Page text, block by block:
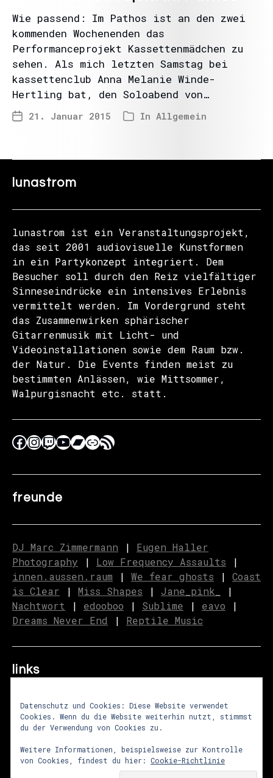
Wie passend: Im Pathos ist an den zwei
kommenden Wochenenden das
Performanceprojekt Kassettenmädchen zu
sehen. Als mich letzten Samstag bei
kassettenclub Anna Melanie Winde-
Hertling bat, den Soloabend von…
21. Januar 2015 In Allgemein
lunastrom
lunastrom ist ein Veranstaltungsprojekt,
das seit 2001 audiovisuelle Kunstformen
in ein Partykonzept integriert. Dem
Besucher soll durch den Reiz vielfältiger
Sinneseindrücke ein intensives Erlebnis
vermittelt werden. Im Vordergrund steht
das Zusammenwirken sphärischer
Gitarrenmusik mit Licht- und
Videoinstallationen sowie dem Raum bzw.
der Natur. Die Events finden meist zu
bestimmten Anlässen, wie Mittsommer,
Walpurgisnacht etc. statt.
freunde
DJ Marc Zimmermann | Eugen Haller
Photography | Low Frequency Assaults |
innen.aussen.raum | We fear ghosts | Coast
is Clear | Miss Shapes | Jane_pink_
|
Nachtwort | edooboo | Sublime | eavo |
Dreams Never End | Reptile Music
links
über uns | presse|newsletter
impressum|datenschutz |
Datenschutz und Cookies: Diese Website verwendet
Cookies. Wenn du die Website weiterhin nutzt, stimmst
du der Verwendung von Cookies zu.
Weitere Informationen, beispielsweise zur Kontrolle
von Cookies, findest du hier: Cookie-Richtlinie